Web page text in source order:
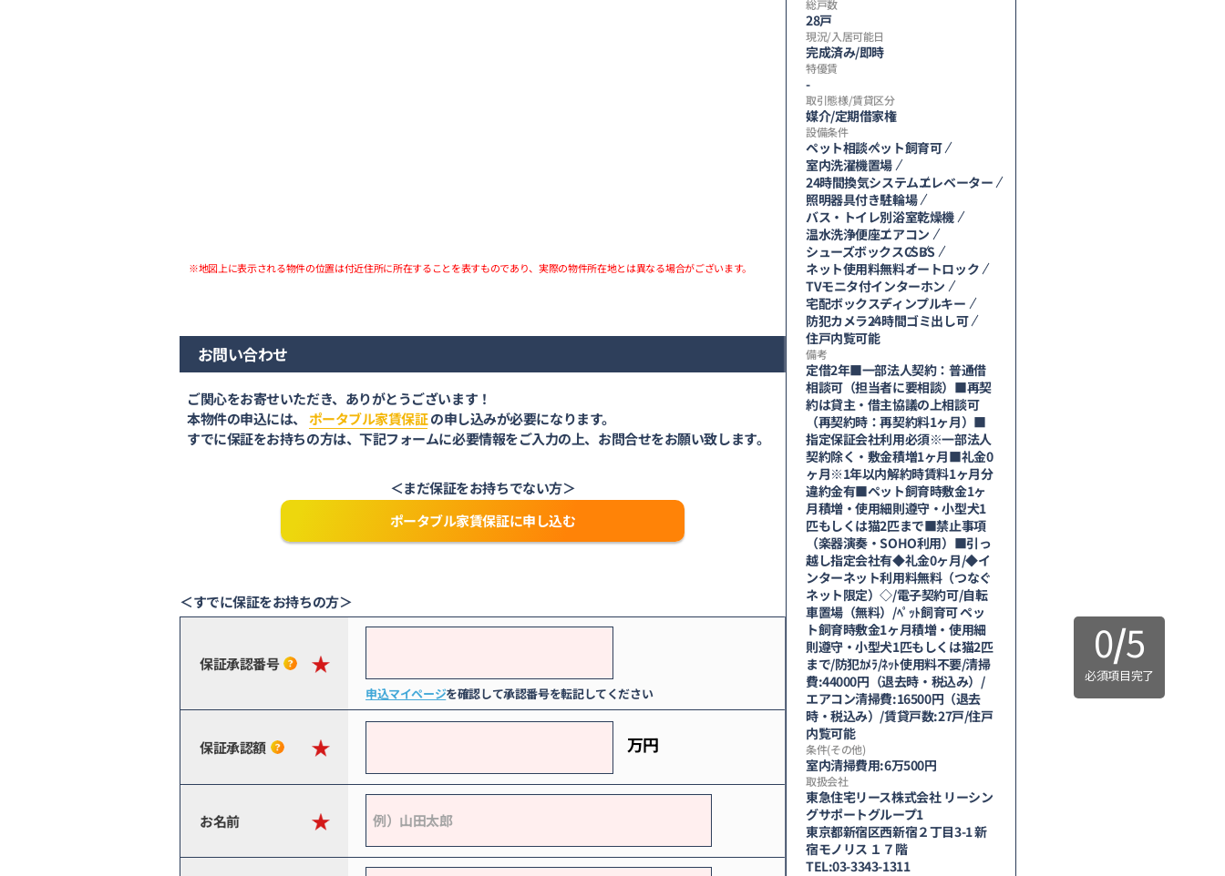
※地図上に表示される物件の位置は付近住所に所在することを表すものであり、実際の物件所在地とは異なる場合がございます。
お問い合わせ
ご関心をお寄せいただき、ありがとうございます！
本物件の申込には、 ポータブル家賃保証の申し込みが必要になります。
すでに保証をお持ちの方は、下記フォームに必要情報をご入力の上、お問合せをお願い致します。
＜まだ保証をお持ちでない方＞
ポータブル家賃保証に申し込む
＜すでに保証をお持ちの方＞
0/5
必須項目完了
保証承認番号
申込マイページを確認して承認番号を転記してください
保証承認額 万円
お名前
総戸数
28戸
現況/入居可能日
完成済み/即時
特優賃
-
取引態様/賃貸区分
媒介/定期借家権
設備条件
ペット相談ペット飼育可
室内洗濯機置場
24時間換気システムエレベーター
照明器具付き駐輪場
バス・トイレ別浴室乾燥機
温水洗浄便座エアコン
シューズボックスCSBS
ネット使用料無料オートロック
TVモニタ付インターホン
宅配ボックスディンプルキー
防犯カメラ24時間ゴミ出し可
住戸内覧可能
備考
定借2年■一部法人契約：普通借
相談可（担当者に要相談）■再契
約は貸主・借主協議の上相談可
（再契約時：再契約料1ヶ月）■
指定保証会社利用必須※一部法人
契約除く・敷金積増1ヶ月■礼金0
ヶ月※1年以内解約時賃料1ヶ月分
違約金有■ペット飼育時敷金1ヶ
月積増・使用細則遵守・小型犬1
匹もしくは猫2匹まで■禁止事項
（楽器演奏・SOHO利用）■引っ
越し指定会社有◆礼金0ヶ月/◆イ
ンターネット利用料無料（つなぐ
ネット限定）◇/電子契約可/自転
車置場（無料）/ﾍﾟｯﾄ飼育可 ペッ
ト飼育時敷金1ヶ月積増・使用細
則遵守・小型犬1匹もしくは猫2匹
まで/防犯ｶﾒﾗ/ﾈｯﾄ使用料不要/清掃
費:44000円（退去時・税込み）/
エアコン清掃費:16500円（退去
時・税込み）/賃貸戸数:27戸/住戸
内覧可能
条件(その他)
室内清掃費用:6万500円
取扱会社
東急住宅リース株式会社 リーシン
グサポートグループ1
東京都新宿区西新宿２丁目3-1 新
宿モノリス １７階
TEL:03-3343-1311